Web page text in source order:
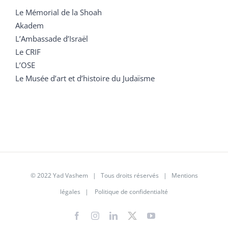
Le Mémorial de la Shoah
Akadem
L’Ambassade d’Israël
Le CRIF
L’OSE
Le Musée d’art et d’histoire du Judaïsme
© 2022 Yad Vashem | Tous droits réservés | Mentions
légales | Politique de confidentialté
FacebookInstagramLinkedIn
X YouTube